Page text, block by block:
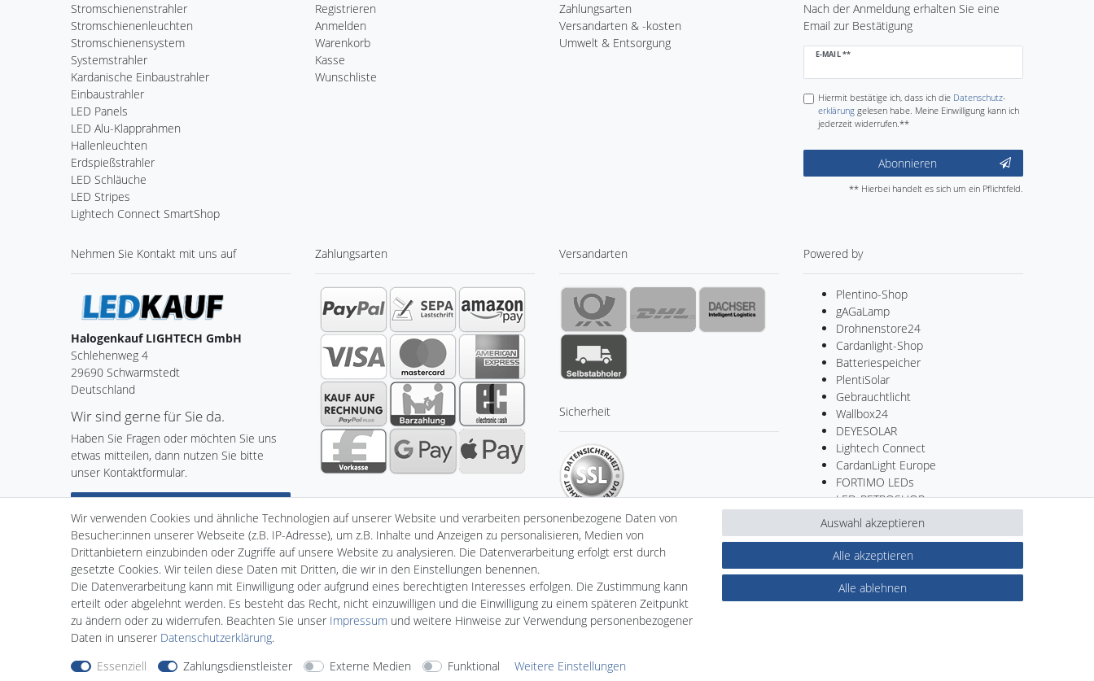
Stromschienenstrahler
Stromschienenleuchten
Stromschienensystem
Systemstrahler
Kardanische Einbaustrahler
Einbaustrahler
LED Panels
LED Alu-Klapprahmen
Hallenleuchten
Erdspießstrahler
LED Schläuche
LED Stripes
Lightech Connect SmartShop
Registrieren
Anmelden
Warenkorb
Kasse
Wunschliste
Zahlungsarten
Versandarten & -kosten
Umwelt & Entsorgung
Nach der Anmeldung erhalten Sie eine
Email zur Bestätigung
E-MAIL **
Newsletter
Hiermit bestätige ich, dass ich die Daten­schutz­
erklärunggelesen habe. Meine Einwilligung kann ich
jederzeit widerrufen.**
Abonnieren
** Hierbei handelt es sich um ein Pflichtfeld.
Nehmen Sie Kontakt mit uns auf
Halogenkauf LIGHTECH GmbH
Schlehenweg 4
29690 Schwarmstedt
Deutschland
Wir sind gerne für Sie da.
Haben Sie Fragen oder möchten Sie uns
etwas mitteilen, dann nutzen Sie bitte
unser Kontaktformular.
Zahlungsarten Versandarten
Sicherheit
Powered by
Plentino-Shop
gAGaLamp
Drohnenstore24
Cardanlight-Shop
Batteriespeicher
PlentiSolar
Gebrauchtlicht
Wallbox24
DEYESOLAR
Lightech Connect
CardanLight Europe
FORTIMO LEDs
LED-RETROSHOP
MeinUSB
Impressum Daten­schutz­erklärung AGB Barrierefreiheitserklärung Widerrufs­recht Kontakt
Wir verwenden Cookies und ähnliche Technologien auf unserer Website und verarbeiten personenbezogene Daten von
Besucher:innen unserer Webseite (z.B. IP-Adresse), um z.B. Inhalte und Anzeigen zu personalisieren, Medien von
Drittanbietern einzubinden oder Zugriffe auf unsere Website zu analysieren. Die Datenverarbeitung erfolgt erst durch
gesetzte Cookies. Wir teilen diese Daten mit Dritten, die wir in den Einstellungen benennen.
Die Datenverarbeitung kann mit Einwilligung oder aufgrund eines berechtigten Interesses erfolgen. Die Zustimmung kann
erteilt oder abgelehnt werden. Es besteht das Recht, nicht einzuwilligen und die Einwilligung zu einem späteren Zeitpunkt
zu ändern oder zu widerrufen. Beachten Sie unser Impressum und weitere Hinweise zur Verwendung personenbezogener
Daten in unserer Daten­schutz­erklärung.
Essenziell
Zahlungsdienstleister Externe Medien Funktional Weitere Einstellungen
Alle akzeptieren
Alle ablehnen
Auswahl akzeptieren